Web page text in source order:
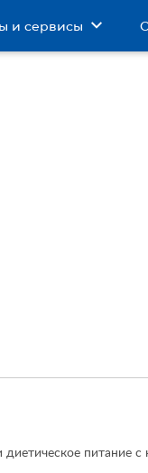
и сервисы
питание